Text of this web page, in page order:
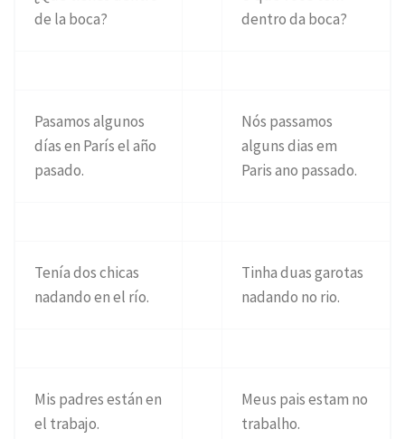
de la boca?
dentro da boca?
Pasamos algunos
días en París el año
pasado.
Nós passamos
alguns dias em
Paris ano passado.
Tenía dos chicas
nadando en el río.
Tinha duas garotas
nadando no rio.
Mis padres están en
el trabajo.
Meus pais estam no
trabalho.